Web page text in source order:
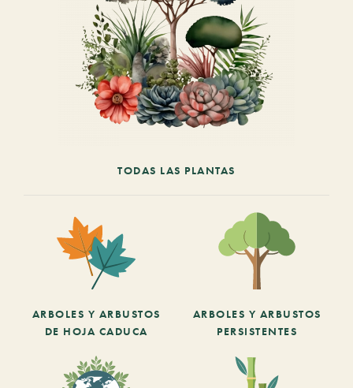
TODAS LAS PLANTAS
ARBOLES Y ARBUSTOS
DE HOJA CADUCA
ARBOLES Y ARBUSTOS
PERSISTENTES